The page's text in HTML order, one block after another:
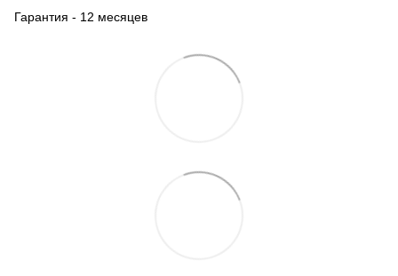
Гарантия - 12 месяцев